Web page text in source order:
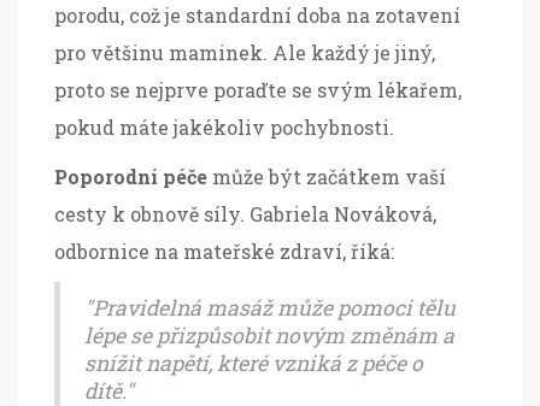
porodu, což je standardní doba na zotavení
pro většinu maminek. Ale každý je jiný,
proto se nejprve poraďte se svým lékařem,
pokud máte jakékoliv pochybnosti.
Poporodní péče může být začátkem vaší
cesty k obnově síly. Gabriela Nováková,
odbornice na mateřské zdraví, říká:
"Pravidelná masáž může pomoci tělu
lépe se přizpůsobit novým změnám a
snížit napětí, které vzniká z péče o
dítě."